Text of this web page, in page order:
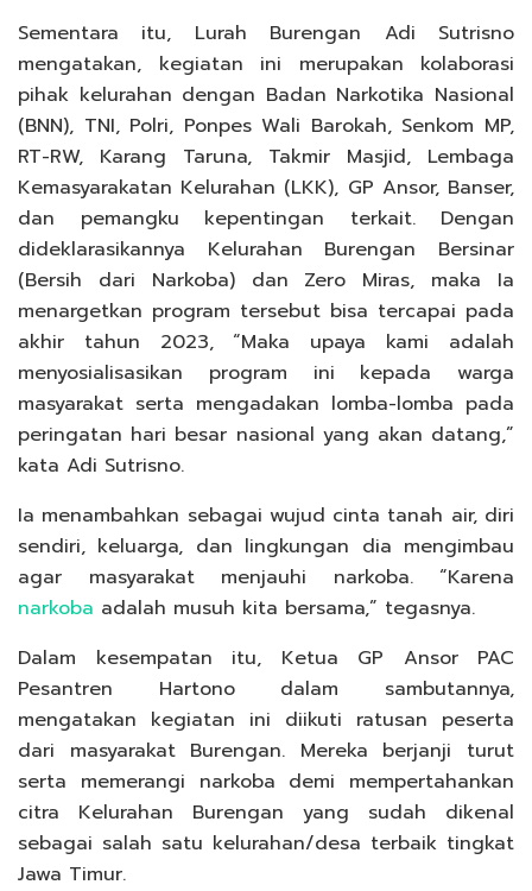
Sementara itu, Lurah Burengan Adi Sutrisno
mengatakan, kegiatan ini merupakan kolaborasi
pihak kelurahan dengan Badan Narkotika Nasional
(BNN), TNI, Polri, Ponpes Wali Barokah, Senkom MP,
RT-RW, Karang Taruna, Takmir Masjid, Lembaga
Kemasyarakatan Kelurahan (LKK), GP Ansor, Banser,
dan pemangku kepentingan terkait. Dengan
dideklarasikannya Kelurahan Burengan Bersinar
(Bersih dari Narkoba) dan Zero Miras, maka Ia
menargetkan program tersebut bisa tercapai pada
akhir tahun 2023, “Maka upaya kami adalah
menyosialisasikan program ini kepada warga
masyarakat serta mengadakan lomba-lomba pada
peringatan hari besar nasional yang akan datang,”
kata Adi Sutrisno.
Ia menambahkan sebagai wujud cinta tanah air, diri
sendiri, keluarga, dan lingkungan dia mengimbau
agar masyarakat menjauhi narkoba. “Karena
narkoba adalah musuh kita bersama,” tegasnya.
Dalam kesempatan itu, Ketua GP Ansor PAC
Pesantren Hartono dalam sambutannya,
mengatakan kegiatan ini diikuti ratusan peserta
dari masyarakat Burengan. Mereka berjanji turut
serta memerangi narkoba demi mempertahankan
citra Kelurahan Burengan yang sudah dikenal
sebagai salah satu kelurahan/desa terbaik tingkat
Jawa Timur.